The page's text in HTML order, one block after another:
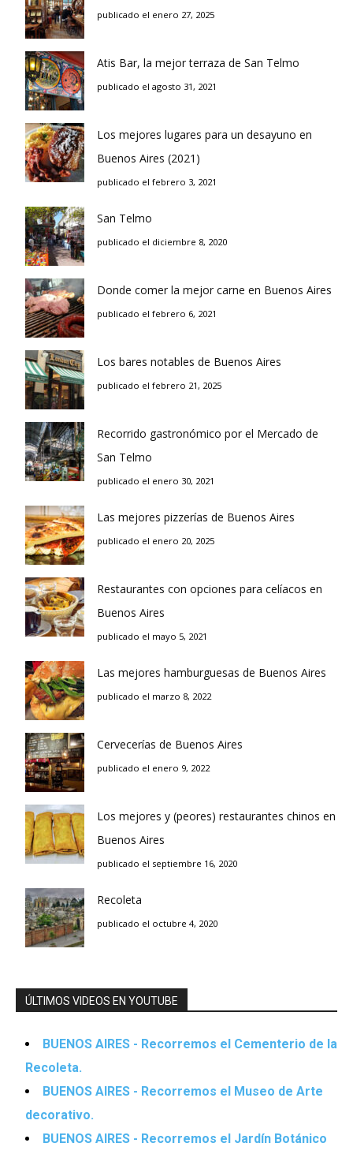
publicado el enero 27, 2025
Atis Bar, la mejor terraza de San Telmo
publicado el agosto 31, 2021
Los mejores lugares para un desayuno en
Buenos Aires (2021)
publicado el febrero 3, 2021
San Telmo
publicado el diciembre 8, 2020
Donde comer la mejor carne en Buenos Aires
publicado el febrero 6, 2021
Los bares notables de Buenos Aires
publicado el febrero 21, 2025
Recorrido gastronómico por el Mercado de
San Telmo
publicado el enero 30, 2021
Las mejores pizzerías de Buenos Aires
publicado el enero 20, 2025
Restaurantes con opciones para celíacos en
Buenos Aires
publicado el mayo 5, 2021
Las mejores hamburguesas de Buenos Aires
publicado el marzo 8, 2022
Cervecerías de Buenos Aires
publicado el enero 9, 2022
Los mejores y (peores) restaurantes chinos en
Buenos Aires
publicado el septiembre 16, 2020
Recoleta
publicado el octubre 4, 2020
ÚLTIMOS VIDEOS EN YOUTUBE
BUENOS AIRES - Recorremos el Cementerio de la
Recoleta.
BUENOS AIRES - Recorremos el Museo de Arte
decorativo.
BUENOS AIRES - Recorremos el Jardín Botánico